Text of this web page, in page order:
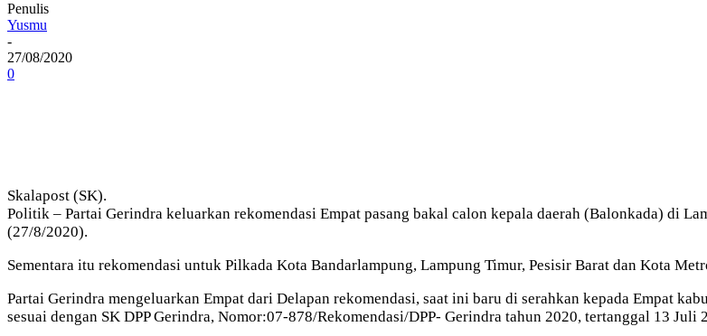
Penulis
Yusmu
-
27/08/2020
0
Skalapost (SK).
Politik – Partai Gerindra keluarkan rekomendasi Empat pasang bakal calon kepala daerah (Balonkada) di
(27/8/2020).
Sementara itu rekomendasi untuk Pilkada Kota Bandarlampung, Lampung Timur, Pesisir Barat dan Kota
Partai Gerindra mengeluarkan Empat dari Delapan rekomendasi, saat ini baru di serahkan kepada Empat
sesuai dengan SK DPP Gerindra, Nomor:07-878/Rekomendasi/DPP- Gerindra tahun 2020, tertanggal 13 Juli